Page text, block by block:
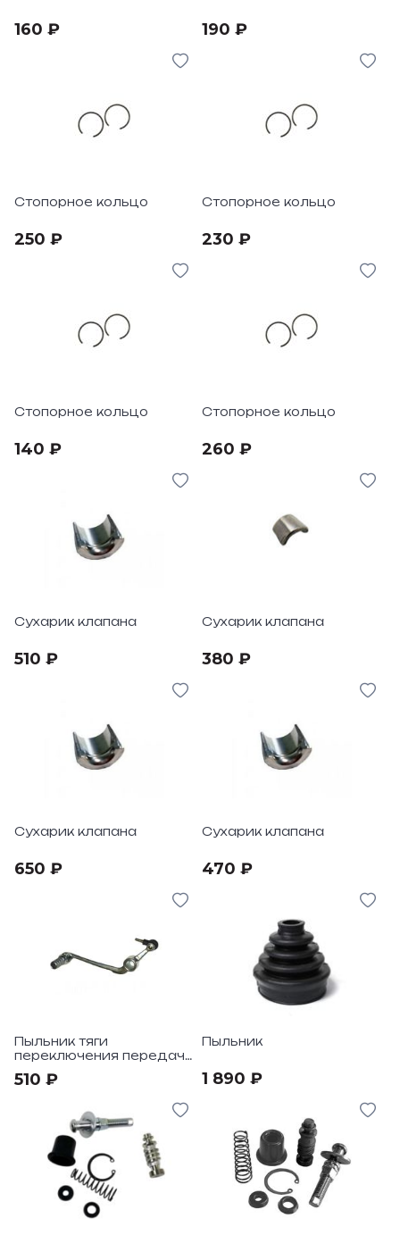
160 ₽ 190 ₽
Стопорное кольцо
250 ₽
Стопорное кольцо
230 ₽
Стопорное кольцо
140 ₽
Стопорное кольцо
260 ₽
Сухарик клапана
510 ₽
Сухарик клапана
380 ₽
Сухарик клапана
650 ₽
Сухарик клапана
470 ₽
Пыльник тяги
переключения передач
510 ₽
Пыльник
1 890 ₽